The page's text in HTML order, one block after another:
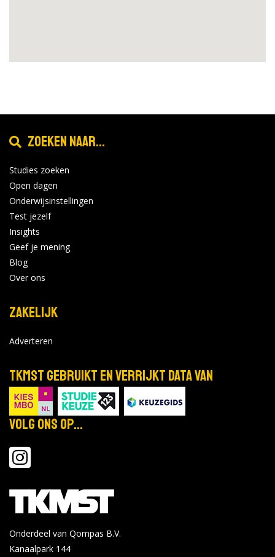
Zoeken naar...
Studies zoeken
Open dagen
Onderwijsinstellingen
Test jezelf
Insights
Geef je mening
Blog
Over ons
Zakelijk
Adverteren
TKMST gebruikt en verrijkt data van
Volg ons op...
Onderdeel van Qompas B.V.
Kanaalpark 144